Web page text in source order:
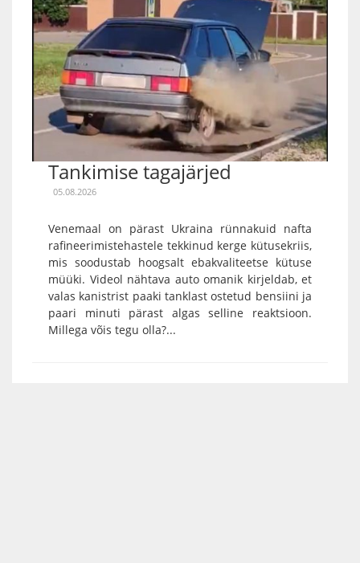
Tankimise tagajärjed
05.08.2026
Venemaal on pärast Ukraina rünnakuid nafta
rafineerimistehastele tekkinud kerge kütusekriis,
mis soodustab hoogsalt ebakvaliteetse kütuse
müüki. Videol nähtava auto omanik kirjeldab, et
valas kanistrist paaki tanklast ostetud bensiini ja
paari minuti pärast algas selline reaktsioon.
Millega võis tegu olla?...